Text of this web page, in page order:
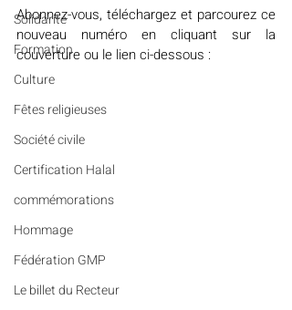
Solidarité
Formation
Culture
Fêtes religieuses
Société civile
Certification Halal
commémorations
Hommage
Fédération GMP
Le billet du Recteur
Abonnez-vous, téléchargez et parcourez ce
nouveau numéro en cliquant sur la
couverture ou le lien ci-dessous :